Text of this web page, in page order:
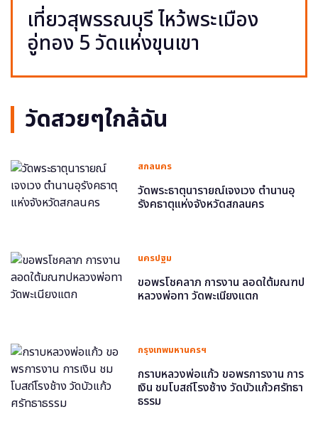
เที่ยวสุพรรณบุรี ไหว้พระเมือง
อู่ทอง 5 วัดแห่งขุนเขา
วัดสวยๆใกล้ฉัน
สกลนคร
วัดพระธาตุนารายณ์เจงเวง ตำนานอุ
รังคธาตุแห่งจังหวัดสกลนคร
นครปฐม
ขอพรโชคลาภ การงาน ลอดใต้มณฑป
หลวงพ่อทา วัดพะเนียงแตก
กรุงเทพมหานครฯ
กราบหลวงพ่อแก้ว ขอพรการงาน การ
เงิน ชมโบสถ์โรงช้าง วัดบัวแก้วศรัทธา
ธรรม